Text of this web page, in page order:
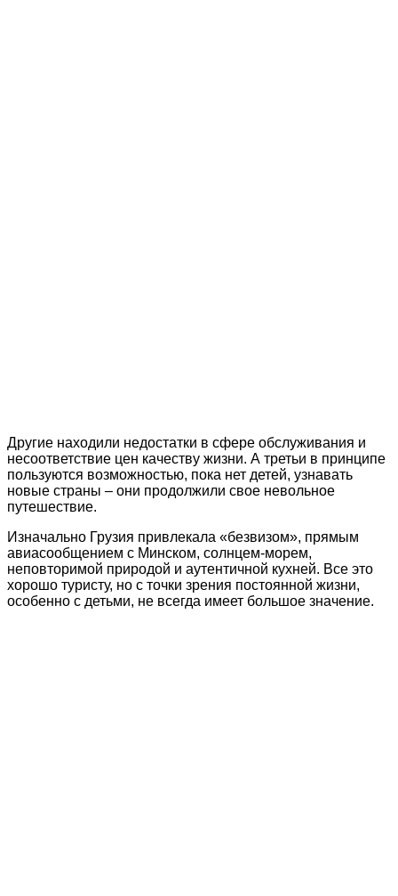
Другие находили недостатки в сфере обслуживания и
несоответствие цен качеству жизни. А третьи в принципе
пользуются возможностью, пока нет детей, узнавать
новые страны – они продолжили свое невольное
путешествие.
Изначально Грузия привлекала «безвизом», прямым
авиасообщением с Минском, солнцем-морем,
неповторимой природой и аутентичной кухней. Все это
хорошо туристу, но с точки зрения постоянной жизни,
особенно с детьми, не всегда имеет большое значение.